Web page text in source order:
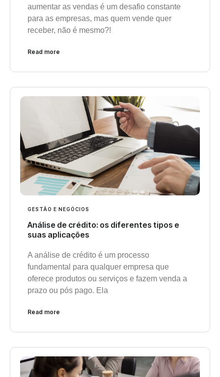
aumentar as vendas é um desafio constante
para as empresas, mas quem vende quer
receber, não é mesmo?!
Read more
GESTÃO E NEGÓCIOS
Análise de crédito: os diferentes tipos e
suas aplicações
A análise de crédito é um processo
fundamental para qualquer empresa que
oferece produtos ou serviços e fazem venda a
prazo ou pós pago. Ela
Read more